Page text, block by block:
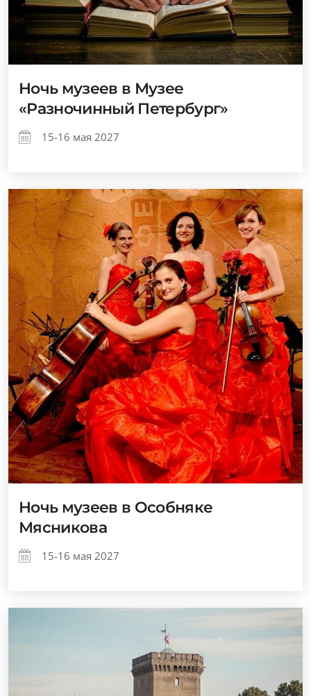
Ночь музеев в Музее
«Разночинный Петербург»
15-16 мая 2027
Ночь музеев в Особняке
Мясникова
15-16 мая 2027